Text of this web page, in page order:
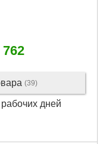
762
(39)
дней